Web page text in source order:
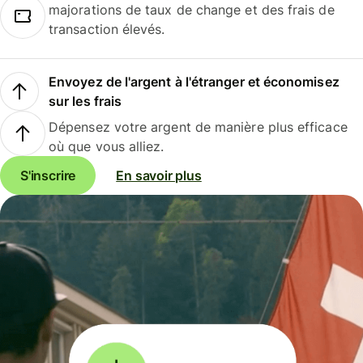
majorations de taux de change et des frais de
transaction élevés.
Envoyez de l'argent à l'étranger et économisez
sur les frais
Dépensez votre argent de manière plus efficace
où que vous alliez.
S'inscrire
En savoir plus